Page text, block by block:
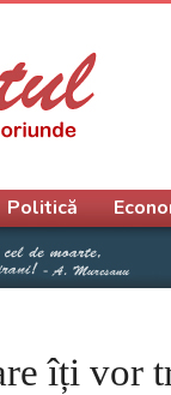
îți vor
Politică